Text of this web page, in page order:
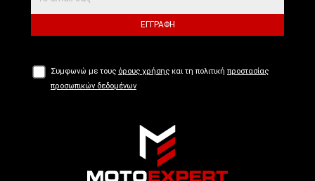
ΕΓΓΡΑΦΉ
Συμφωνώ με τους όρους χρήσης και τη πολιτική προστασίας
προσωπικών δεδομένων